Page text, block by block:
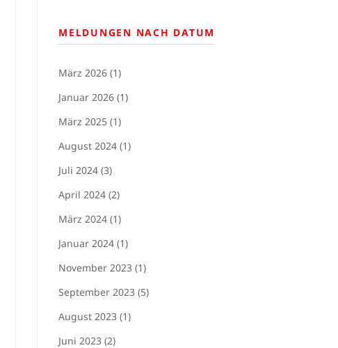
MELDUNGEN NACH DATUM
März 2026 (1)
Januar 2026 (1)
März 2025 (1)
August 2024 (1)
Juli 2024 (3)
April 2024 (2)
März 2024 (1)
Januar 2024 (1)
November 2023 (1)
September 2023 (5)
August 2023 (1)
Juni 2023 (2)